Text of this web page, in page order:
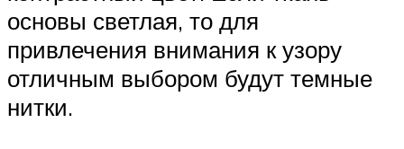
основы светлая, то для
привлечения внимания к узору
отличным выбором будут темные
нитки.